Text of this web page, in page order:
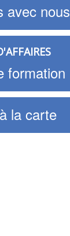
avec nous
formation
la carte